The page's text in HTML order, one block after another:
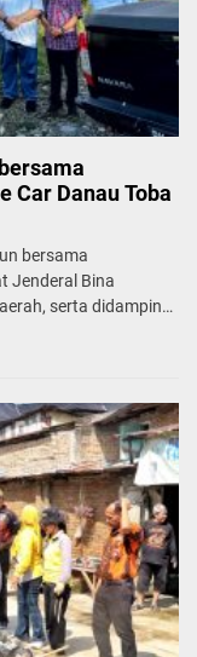
Car Danau Toba
bersama
Jenderal Bina
serta didampingi